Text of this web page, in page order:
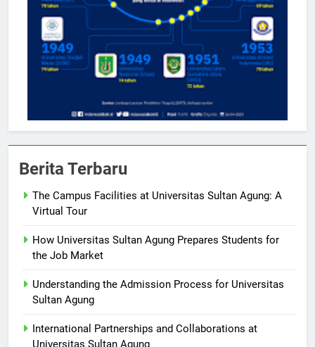
Berita Terbaru
The Campus Facilities at Universitas Sultan Agung: A
How Universitas Sultan Agung Prepares Students for
Understanding the Admission Process for Universitas
International Partnerships and Collaborations at